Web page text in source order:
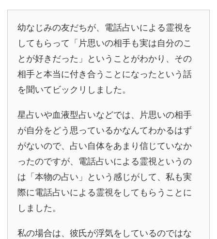
幼なじみの友だちが、電話占いによる霊視を
してもらって「片思いの相手も実は自分のこ
とが好きだった」ということがわかり、その
相手と本当に付き合うことになったという話
を聞いてビックリしました。
星占いや血液型占いなどでは、片思いの相手
が自分をどう思っているかなんてわかるはず
がないので、占い自体をあまり信じていなか
ったのですが、電話占いによる霊視というの
は「本物の占い」という感じがして、私も実
際に電話占いによる霊視をしてもらうことに
しました。
私の場合は、彼氏が浮気をしているのではな